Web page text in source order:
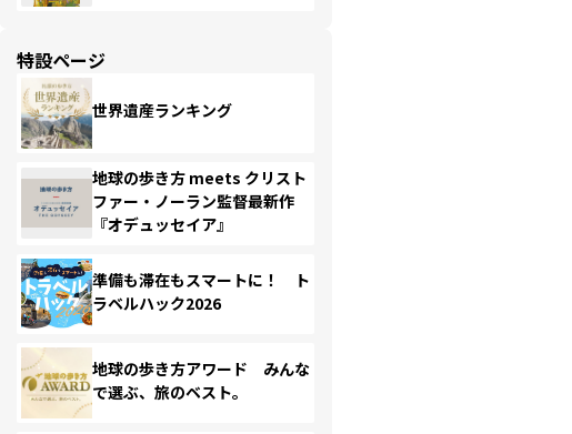
特設ページ
世界遺産ランキング
地球の歩き方 meets クリスト
ファー・ノーラン監督最新作
『オデュッセイア』
準備も滞在もスマートに！ ト
ラベルハック2026
地球の歩き方アワード みんな
で選ぶ、旅のベスト。